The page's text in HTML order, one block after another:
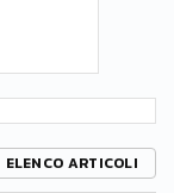
ELENCO ARTICOLI